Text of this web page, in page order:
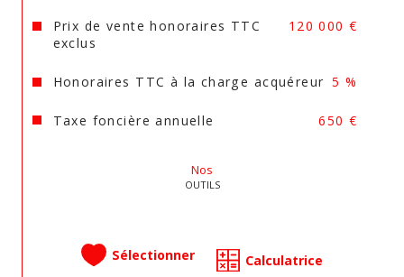
Prix de vente honoraires TTC
exclus
120 000 €
Honoraires TTC à la charge acquéreur 5 %
Taxe foncière annuelle 650 €
Nos
OUTILS
Sélectionner Calculatrice